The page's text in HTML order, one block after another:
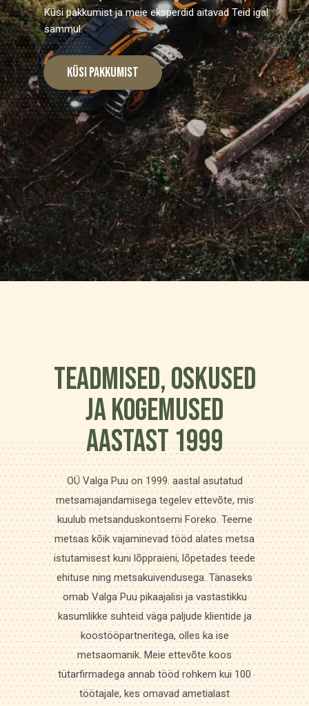
Küsi pakkumist ja meie eksperdid aitavad Teid igal
sammul.
Küsi pakkumist
TEADMISED, OSKUSED
JA KOGEMUSED
AASTAST 1999
OÜ Valga Puu on 1999. aastal asutatud
metsamajandamisega tegelev ettevõte, mis
kuulub metsanduskontserni Foreko. Teeme
metsas kõik vajaminevad tööd alates metsa
istutamisest kuni lõppraieni, lõpetades teede
ehituse ning metsakuivendusega. Tänaseks
omab Valga Puu pikaajalisi ja vastastikku
kasumlikke suhteid väga paljude klientide ja
koostööpartneritega, olles ka ise
metsaomanik. Meie ettevõte koos
tütarfirmadega annab tööd rohkem kui 100
töötajale, kes omavad ametialast